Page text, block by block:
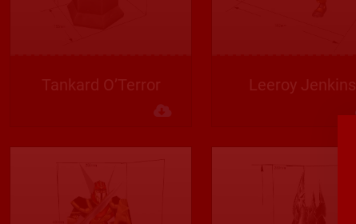
Tankard O’Terror Leeroy Jenkins